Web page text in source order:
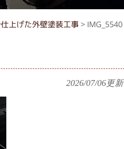
上げた外壁塗装工事> IMG_5540
2026/07/06更新